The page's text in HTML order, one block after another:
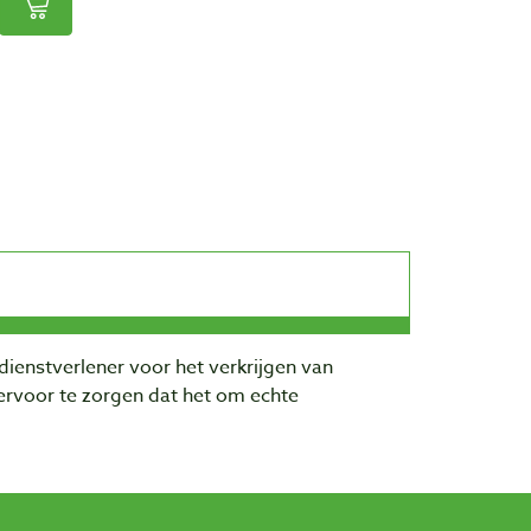
voor het verkrijgen van
te zorgen dat het om echte